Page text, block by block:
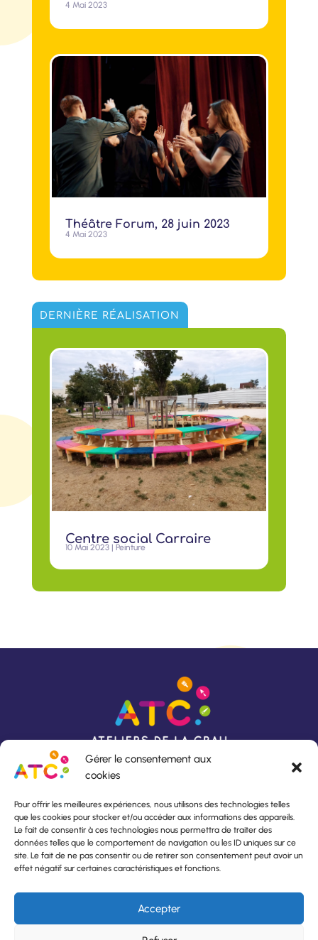
Gérer le consentement aux
cookies
Pour offrir les meilleures expériences, nous utilisons des technologies telles
que les cookies pour stocker et/ou accéder aux informations des appareils.
Le fait de consentir à ces technologies nous permettra de traiter des
données telles que le comportement de navigation ou les ID uniques sur ce
site. Le fait de ne pas consentir ou de retirer son consentement peut avoir un
effet négatif sur certaines caractéristiques et fonctions.
Accepter
4 Mai 2023
Théâtre Forum, 28 juin 2023
4 Mai 2023
DERNIÈRE RÉALISATION
Centre social Carraire
10 Mai 2023| Peinture
Rue du Lavoir
13140 Miramas
04 90 53 24 82
atc.aci@orange.fr
Horaires d’ouverture :
Du lundi au vendredi,
De 8h30 à 12h00
et de 13h30 à 17h00
Contactez-nous